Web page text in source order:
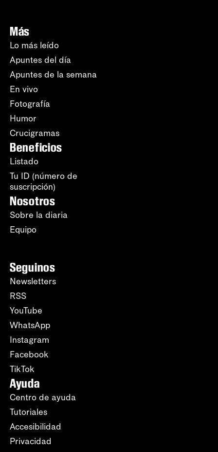
Más
Lo más leído
Apuntes del día
Apuntes de la semana
En vivo
Fotografía
Humor
Crucigramas
Beneficios
Listado
Tu ID (número de
suscripción)
Nosotros
Sobre la diaria
Equipo
Seguinos
Newsletters
RSS
YouTube
WhatsApp
Instagram
Facebook
TikTok
Ayuda
Centro de ayuda
Tutoriales
Accesibilidad
Privacidad